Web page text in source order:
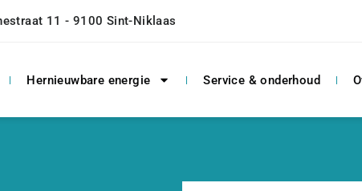
11 - 9100 Sint-Niklaas
Hernieuwbare energie Service & onderhoud